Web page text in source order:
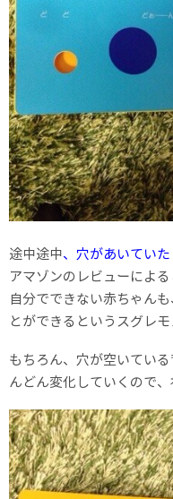
途中途中、穴があいてい
アマゾンのレビューによ
自分でできない赤ちゃん
とができるというスグレモ
もちろん、穴が空いてい
んどん変化していくので